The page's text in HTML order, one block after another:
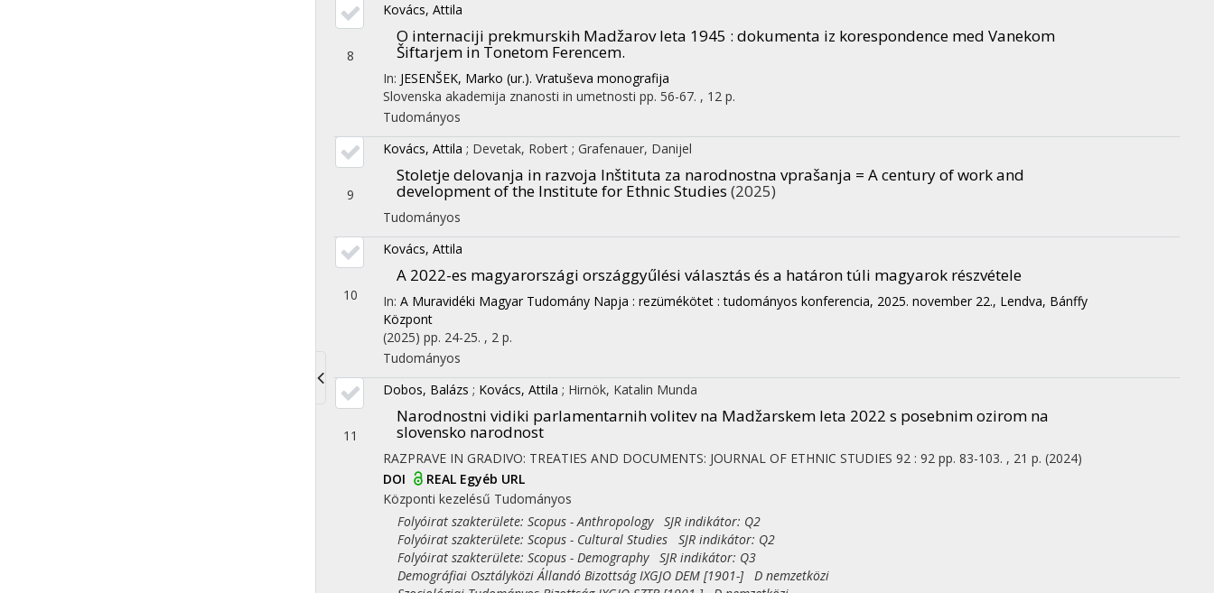
Toggle
navigation
8
Kovács, Attila
O internaciji prekmurskih Madžarov leta 1945 : dokumenta iz korespondence med Vanekom
Šiftarjem in Tonetom Ferencem.
In: JESENŠEK, Marko (ur.). Vratuševa monografija
Slovenska akademija znanosti in umetnosti pp. 56-67. , 12 p.
Tudományos
9
Kovács, Attila ; Devetak, Robert ; Grafenauer, Danijel
Stoletje delovanja in razvoja Inštituta za narodnostna vprašanja = A century of work and
development of the Institute for Ethnic Studies (2025)
Tudományos
10
Kovács, Attila
A 2022-es magyarországi országgyűlési választás és a határon túli magyarok részvétele
In: A Muravidéki Magyar Tudomány Napja : rezümékötet : tudományos konferencia, 2025. november 22., Lendva, Bánffy
Központ
(2025) pp. 24-25. , 2 p.
Tudományos
11
Dobos, Balázs ; Kovács, Attila ; Hirnök, Katalin Munda
Narodnostni vidiki parlamentarnih volitev na Madžarskem leta 2022 s posebnim ozirom na
slovensko narodnost
RAZPRAVE IN GRADIVO: TREATIES AND DOCUMENTS: JOURNAL OF ETHNIC STUDIES 92 : 92 pp. 83-103. , 21 p. (2024)
DOI
REAL Egyéb URL
Központi kezelésű Tudományos
Folyóirat szakterülete: Scopus - Anthropology SJR indikátor: Q2
Folyóirat szakterülete: Scopus - Cultural Studies SJR indikátor: Q2
Folyóirat szakterülete: Scopus - Demography SJR indikátor: Q3
Demográfiai Osztályközi Állandó Bizottság IXGJO DEM [1901-] D nemzetközi